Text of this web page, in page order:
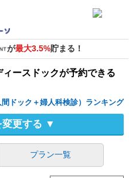
が最大3.5%貯まる！
ィースドックが予約できる
ドック＋婦人科検診）ランキング
更する ▼
プラン一覧